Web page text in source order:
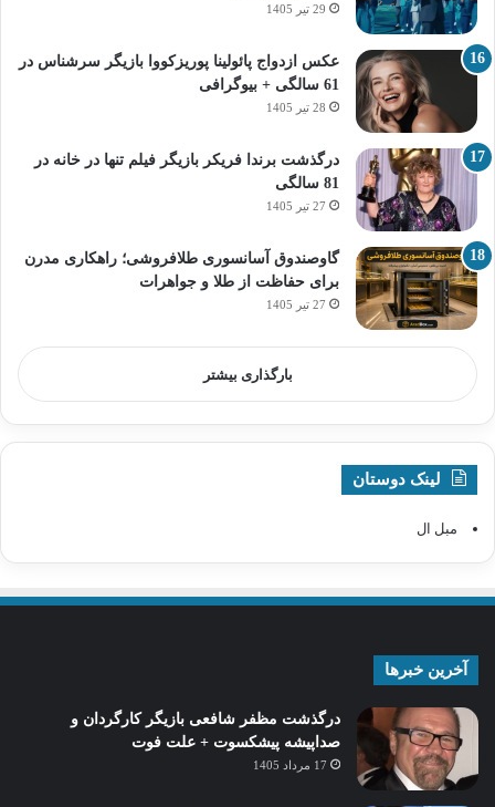
29 تیر 1405
عکس ازدواج پائولینا پوریزکووا بازیگر سرشناس در
61 سالگی + بیوگرافی
28 تیر 1405
درگذشت برندا فریکر بازیگر فیلم تنها در خانه در
81 سالگی
27 تیر 1405
گاوصندوق آسانسوری طلافروشی؛ راهکاری مدرن
برای حفاظت از طلا و جواهرات
27 تیر 1405
بارگذاری بیشتر
لینک دوستان
مبل ال
آخرین خبرها
درگذشت مظفر شافعی بازیگر کارگردان و
صداپیشه پیشکسوت + علت فوت
17 مرداد 1405